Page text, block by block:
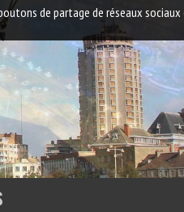
de partage de réseaux